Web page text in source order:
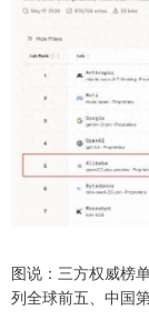
图说：三方权威榜
列全球前五、中国